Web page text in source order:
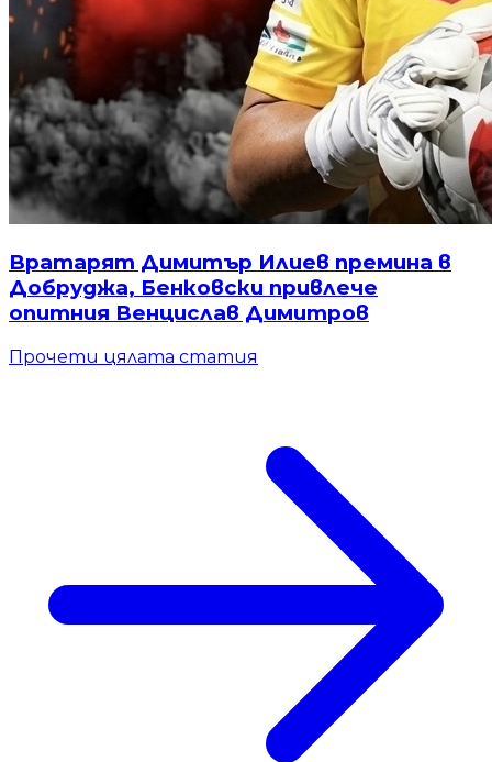
Вратарят Димитър Илиев премина в
Добруджа, Бенковски привлече
опитния Венцислав Димитров
Прочети цялата статия